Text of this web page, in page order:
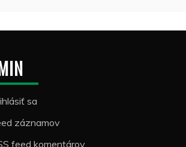
sa
záznamov
feed komentárov